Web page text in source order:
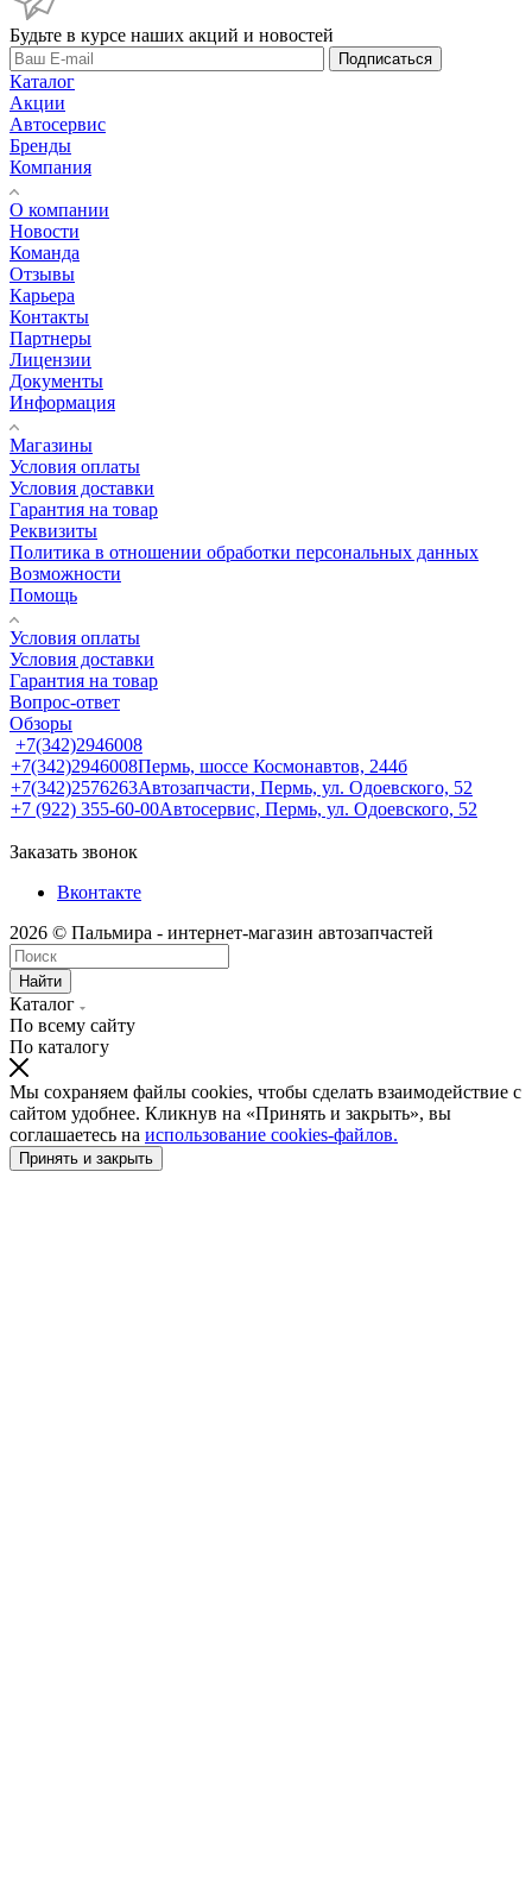
Будьте в курсе наших акций и новостей
Подписаться
Каталог
Акции
Автосервис
Бренды
Компания
О компании
Новости
Команда
Отзывы
Карьера
Контакты
Партнеры
Лицензии
Документы
Информация
Магазины
Условия оплаты
Условия доставки
Гарантия на товар
Реквизиты
Политика в отношении обработки персональных данных
Возможности
Помощь
Условия оплаты
Условия доставки
Гарантия на товар
Вопрос-ответ
Обзоры
+7(342)2946008
+7(342)2946008Пермь, шоссе Космонавтов, 244б
+7(342)2576263Автозапчасти, Пермь, ул. Одоевского, 52
+7 (922) 355-60-00Автосервис, Пермь, ул. Одоевского, 52
Заказать звонок
Вконтакте
2026 © Пальмира - интернет-магазин автозапчастей
Найти
Каталог
По всему сайту
По каталогу
Мы сохраняем файлы cookies, чтобы сделать взаимодействие с
сайтом удобнее. Кликнув на «Принять и закрыть», вы
соглашаетесь на использование cookies-файлов.
Принять и закрыть